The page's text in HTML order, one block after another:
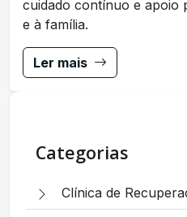
cuidado contínuo e apoio
e à família.
Ler mais
Categorias
Clínica de